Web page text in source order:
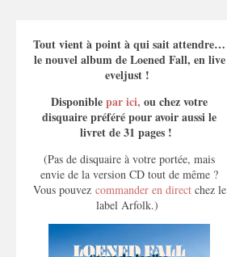
Tout vient à point à qui sait attendre…
le nouvel album de Loened Fall, en live
eveljust !
Disponiblepar ici, ou chez votre
disquaire préféré pour avoir aussi le
livret de 31 pages !
(Pas de disquaire à votre portée, mais
envie de la version CD tout de même ?
Vous pouvezcommander en directchez le
label Arfolk.)